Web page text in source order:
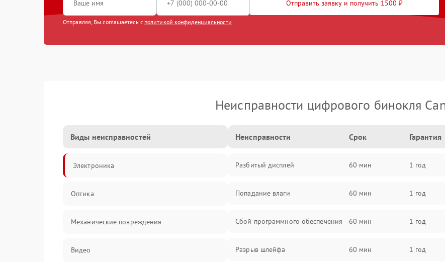
Отправить заявку и получить 1500 ₽
Отправляя, Вы соглашаетесь с политикой конфиденциальности
Неисправности цифрового бинокля
Виды неисправностей
Электроника
Оптика
Механические повреждения
Видео
Неисправности Срок Гарантия
Разбитый дисплей 60 мин 1 год
Попадание влаги 60 мин 1 год
Сбой программного обеспечения 60 мин 1 год
Разрыв шлейфа 60 мин 1 год